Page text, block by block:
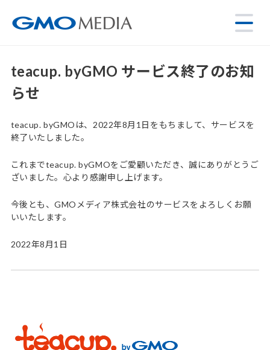
teacup. byGMO サービス終了のお知
らせ
teacup. byGMOは、2022年8月1日をもちまして、サービスを
終了いたしました。
これまでteacup. byGMOをご愛顧いただき、誠にありがとうご
ざいました。心より感謝申し上げます。
今後とも、GMOメディア株式会社のサービスをよろしくお願
いいたします。
2022年8月1日